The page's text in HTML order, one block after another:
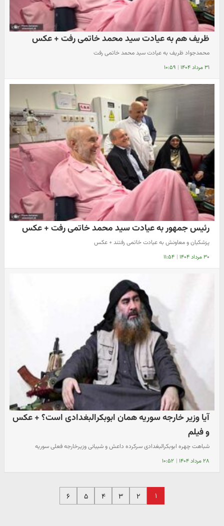
ظریف هم به عیادت سید محمد خاتمی رفت + عکس
محمدجواد ظریف به عیادت سید محمد خاتمی رفت
۳۱ مرداد ۱۴۰۴ | ۱۰:۵۹
رئیس جمهور به عیادت سید محمد خاتمی رفت + عکس
پزشکیان و معاونش به عیادت خاتمی رفتند + عکس
۳۰ مرداد ۱۴۰۴ | ۱۱:۵۴
آیا وزیر خارجه سوریه همان ابوبکرالبغدادی است؟ + عکس
و فیلم
شباهت چهره ابوبکرالبغدادی سرکرده داعش و شیبانی وزیرخارجه فعلی سوریه
۲۸ مرداد ۱۴۰۴ | ۱۰:۵۲
۱ ۲ ۳ ۴ ۵ ۶